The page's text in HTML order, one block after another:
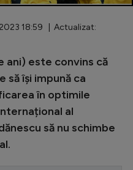
18:59 | Actualizat:
ani) este convins că
să își impună ca
în optimile
al
să nu schimbe